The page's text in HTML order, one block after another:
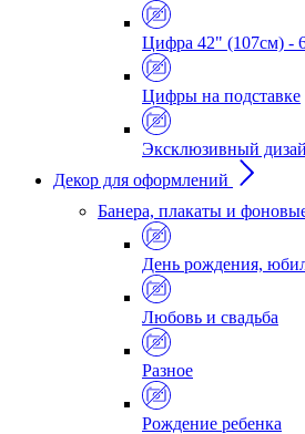
Цифра 42" (107см) -
Цифры на подставке
Эксклюзивный
Декор для оформлений
Банера, плакаты и
День рождения,
Любовь и свадьба
Разное
Рождение ребенка